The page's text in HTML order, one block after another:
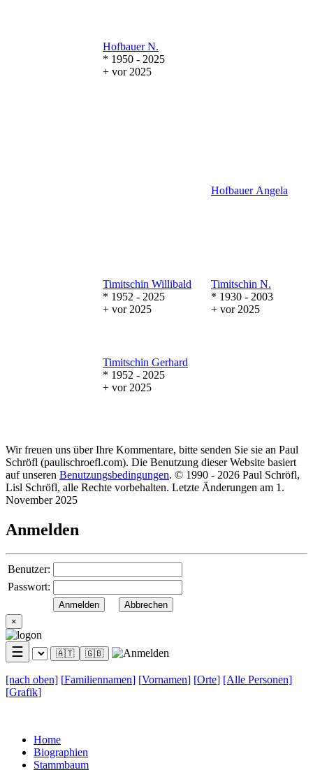
HofbauerN.
* 1950 - 2025
+ vor 2025
HofbauerAngela
Timitschin Willibald
* 1952 - 2025
+ vor 2025
Timitschin N.
* 1930 - 2003
+ vor 2025
Timitschin Gerhard
* 1952 - 2025
+ vor 2025
Wir freuen uns über Ihre Kommentare, bitte senden Sie sie an Paul
Schröfl (paulischroefl.com). Die Benutzung dieser Website basiert
auf unseren Benutzungsbedingungen. © 1990 - 2026 Paul Schröfl,
Lisl Schröfl, alle Rechte vorbehalten. Letzte Änderungen am 1.
November 2025
Anmelden
Benutzer:
Passwort:
×
☰ 🇦🇹 🇬🇧
[nach oben] [Familiennamen] [Vornamen] [Orte] [Alle Personen]
[Grafik]
Home
Biographien
Stammbaum